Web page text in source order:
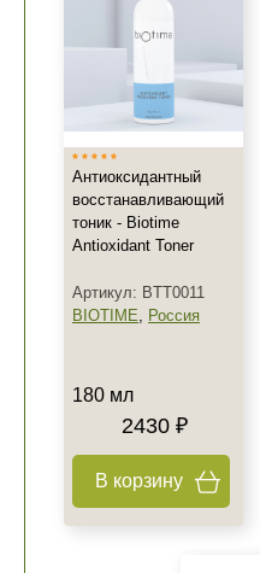
Антиоксидантный
восстанавливающий
тоник - Biotime
Antioxidant Toner
Артикул: BTT0011
BIOTIME, Россия
180 мл
2430 ₽
В корзину